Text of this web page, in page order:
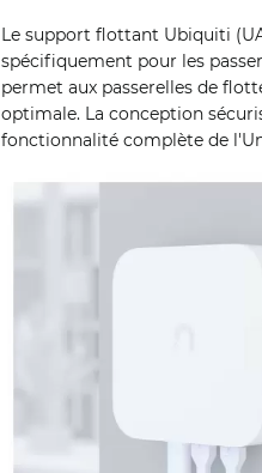
Le support flottant Ubiquiti
spécifiquement pour les
permet aux passerelles de
optimale. La conception
fonctionnalité complète de